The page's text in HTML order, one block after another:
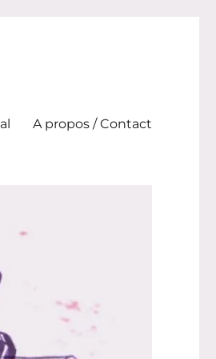
A propos / Contact